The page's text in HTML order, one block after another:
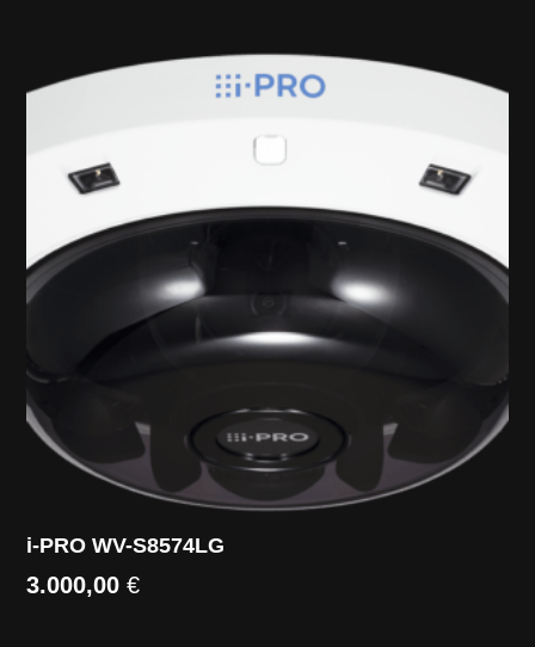
i-PRO WV-S8574LG
3.000,00€